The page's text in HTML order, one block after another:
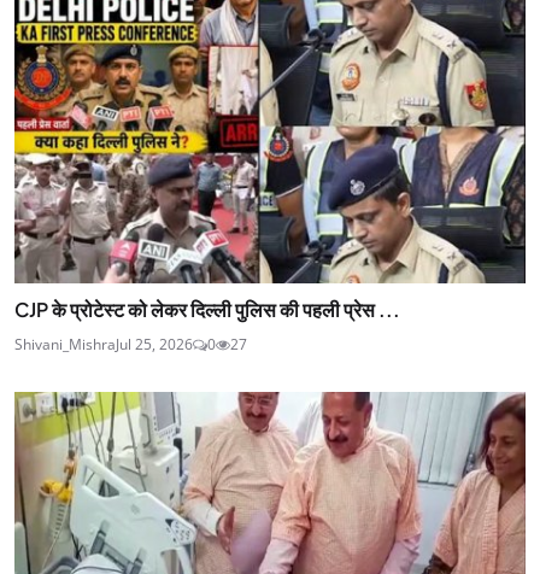
CJP के प्रोटेस्ट को लेकर दिल्ली पुलिस की पहली प्रेस ...
Shivani_MishraJul 25, 2026 0 27